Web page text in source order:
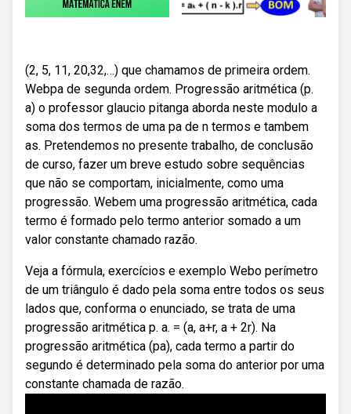
(2, 5, 11, 20,32,…) que chamamos de primeira ordem.
Webpa de segunda ordem. Progressão aritmética (p.
a) o professor glaucio pitanga aborda neste modulo a
soma dos termos de uma pa de n termos e tambem
as. Pretendemos no presente trabalho, de conclusão
de curso, fazer um breve estudo sobre sequências
que não se comportam, inicialmente, como uma
progressão. Webem uma progressão aritmética, cada
termo é formado pelo termo anterior somado a um
valor constante chamado razão.
Veja a fórmula, exercícios e exemplo Webo perímetro
de um triângulo é dado pela soma entre todos os seus
lados que, conforma o enunciado, se trata de uma
progressão aritmética p. a. = (a, a+r, a + 2r). Na
progressão aritmética (pa), cada termo a partir do
segundo é determinado pela soma do anterior por uma
constante chamada de razão.